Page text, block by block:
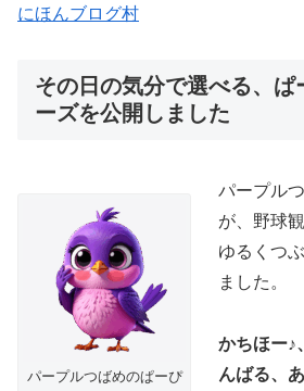
にほんブログ村
その日の気分で選べる、ぱ
ーズを公開しました
パープルつばめのぱーぴ
パープル
が、野球
ゆるくつ
ました。
かちほー♪
んばる、